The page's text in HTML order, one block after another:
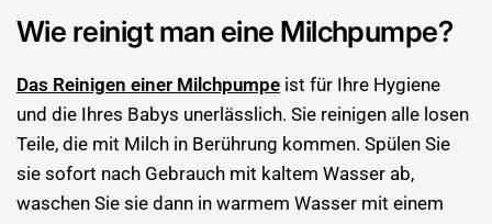
Wie reinigt man eine Milchpumpe?
Das Reinigen einer Milchpumpe ist für Ihre Hygiene
und die Ihres Babys unerlässlich. Sie reinigen alle losen
Teile, die mit Milch in Berührung kommen. Spülen Sie
sie sofort nach Gebrauch mit kaltem Wasser ab,
waschen Sie sie dann in warmem Wasser mit einem